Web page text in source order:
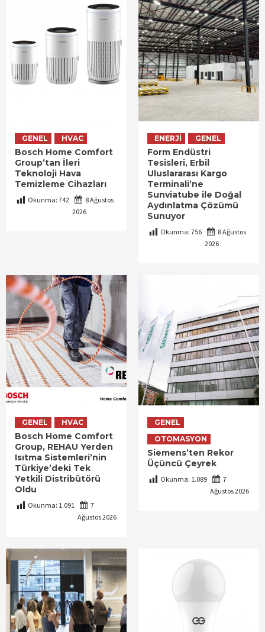
GENEL HVAC
Bosch Home Comfort
Group’tan İleri
Teknoloji Hava
Temizleme Cihazları
Okunma: 742
8 Ağustos
2026
ENERJI GENEL
Form Endüstri
Tesisleri, Erbil
Uluslararası Kargo
Terminali’ne
Sunviatube ile Doğal
Aydınlatma Çözümü
Sunuyor
Okunma: 756
8 Ağustos
2026
GENEL HVAC
Bosch Home Comfort
Group, REHAU Yerden
Isıtma Sistemleri’nin
Türkiye’deki Tek
Yetkili Distribütörü
Oldu
Okunma: 1.091
7
Ağustos 2026
GENEL
OTOMASYON
Siemens’ten Rekor
Üçüncü Çeyrek
Okunma: 1.089
7
Ağustos 2026